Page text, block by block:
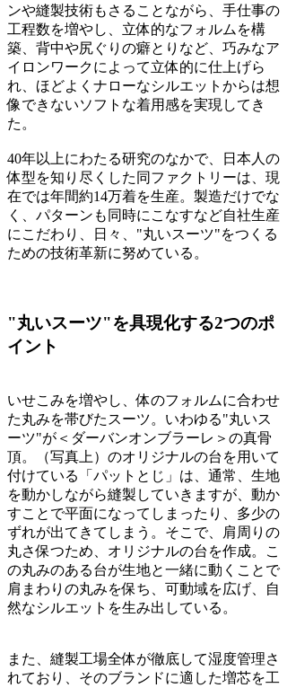
ンや縫製技術もさることながら、手仕事の
工程数を増やし、立体的なフォルムを構
築、背中や尻ぐりの癖とりなど、巧みなア
イロンワークによって立体的に仕上げら
れ、ほどよくナローなシルエットからは想
像できないソフトな着用感を実現してき
た。
40年以上にわたる研究のなかで、日本人の
体型を知り尽くした同ファクトリーは、現
在では年間約14万着を生産。製造だけでな
く、パターンも同時にこなすなど自社生産
にこだわり、日々、"丸いスーツ"をつくる
ための技術革新に努めている。
"丸いスーツ"を具現化する2つのポ
イント
いせこみを増やし、体のフォルムに合わせ
た丸みを帯びたスーツ。いわゆる"丸いス
ーツ"が＜ダーバンオンブラーレ＞の真骨
頂。（写真上）のオリジナルの台を用いて
付けている「パットとじ」は、通常、生地
を動かしながら縫製していきますが、動か
すことで平面になってしまったり、多少の
ずれが出てきてしまう。そこで、肩周りの
丸さ保つため、オリジナルの台を作成。こ
の丸みのある台が生地と一緒に動くことで
肩まわりの丸みを保ち、可動域を広げ、自
然なシルエットを生み出している。
また、縫製工場全体が徹底して湿度管理さ
れており、そのブランドに適した増芯を工